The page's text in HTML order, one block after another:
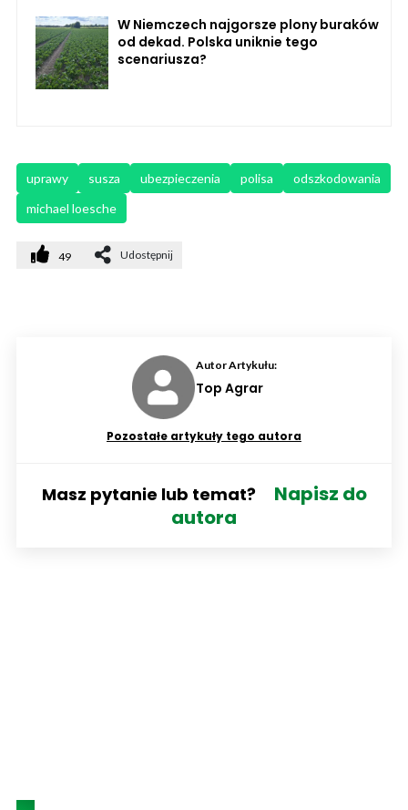
W Niemczech najgorsze plony buraków
od dekad. Polska uniknie tego
scenariusza?
uprawy susza ubezpieczenia polisa
odszkodowania
michael loesche
49 Udostępnij
Autor Artykułu:
Top Agrar
Pozostałe artykuły tego autora
Masz pytanie lub temat?
Napisz do
autora